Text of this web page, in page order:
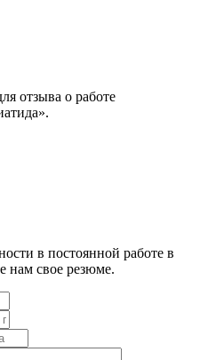
отзыва о работе
в постоянной работе в
нам свое резюме.